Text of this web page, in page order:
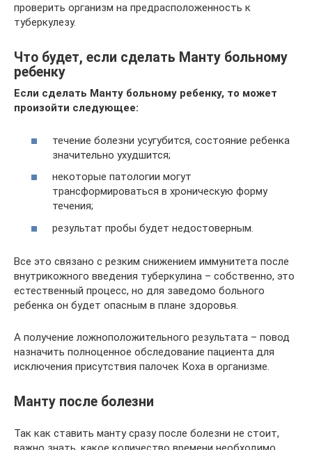
проверить организм на предрасположенность к
туберкулезу.
Что будет, если сделать Манту больному
ребенку
Если сделать Манту больному ребенку, то может
произойти следующее:
течение болезни усугубится, состояние ребенка
значительно ухудшится;
некоторые патологии могут
трансформироваться в хроническую форму
течения;
результат пробы будет недостоверным.
Все это связано с резким снижением иммунитета после
внутрикожного введения туберкулина – собственно, это
естественный процесс, но для заведомо больного
ребенка он будет опасным в плане здоровья.
А получение ложноположительного результата – повод
назначить полноценное обследование пациента для
исключения присутствия палочек Коха в организме.
Манту после болезни
Так как ставить манту сразу после болезни не стоит,